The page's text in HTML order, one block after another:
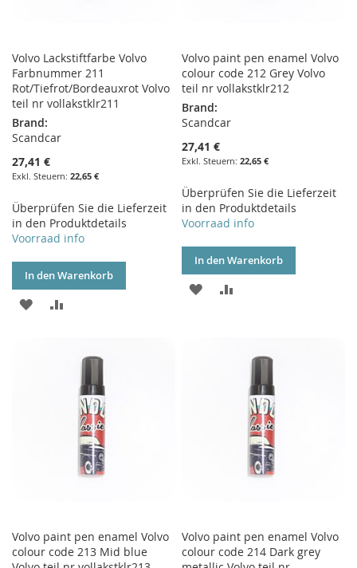
Volvo Lackstiftfarbe Volvo
Farbnummer 211
Rot/Tiefrot/Bordeauxrot Volvo
teil nr vollakstklr211
Brand:
Scandcar
27,41 €
22,65 €
Überprüfen Sie die Lieferzeit
in den Produktdetails
Voorraad info
In den Warenkorb
ZUR
HINZUFÜGENHINZUFÜGEN
Volvo paint pen enamel Volvo
colour code 212 Grey Volvo
teil nr vollakstklr212
Brand:
Scandcar
27,41 €
22,65 €
Überprüfen Sie die Lieferzeit
in den Produktdetails
Voorraad info
In den Warenkorb
ZUR
Volvo paint pen enamel Volvo
colour code 213 Mid blue
Volvo paint pen enamel Volvo
colour code 214 Dark grey